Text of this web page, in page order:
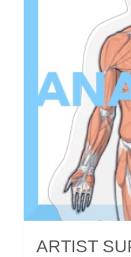
ARTIST